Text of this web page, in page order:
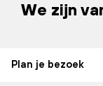
We zijn
Plan je bezoek